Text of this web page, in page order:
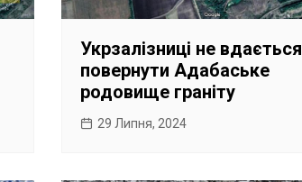
Укрзалізниці не вдається
повернути Адабаське
родовище граніту
29 Липня, 2024